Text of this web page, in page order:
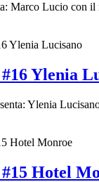
Marco Lucio con
Ylenia
Ylenia
Hotel